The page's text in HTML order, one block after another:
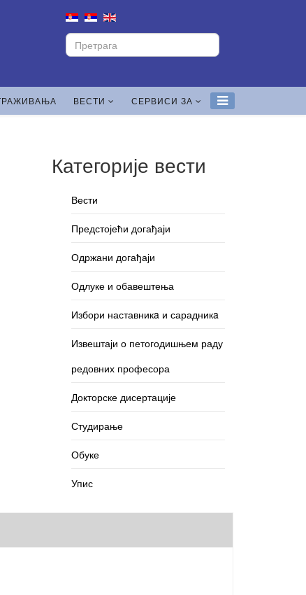
ВЕСТИ СЕРВИСИ ЗА
Категорије вести
Вести
Предстојећи догађаји
Одржани догађаји
Одлуке и обавештења
Избори наставникa и сарадникa
Извештаји о петогодишњем раду
редовних професора
Докторске дисертације
Студирање
Обуке
Упис